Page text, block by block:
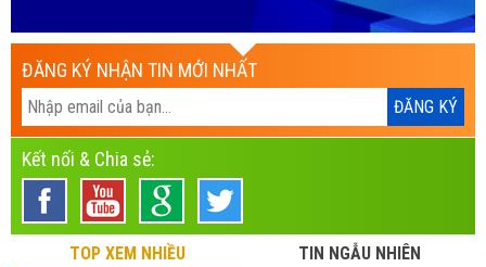
ĐĂNG KÝ NHẬN TIN MỚI NHẤT
Kết nối & Chia sẻ:
TOP XEM NHIỀU
TIN NGẪU NHIÊN